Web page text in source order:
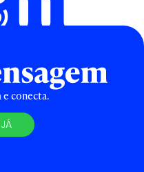
conecta.